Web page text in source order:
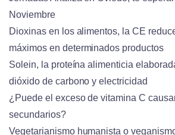
Noviembre
Dioxinas en los alimentos, la CE
máximos en determinados productos
Solein, la proteína alimenticia
dióxido de carbono y electricidad
¿Puede el exceso de vitamina C
secundarios?
Vegetarianismo humanista o